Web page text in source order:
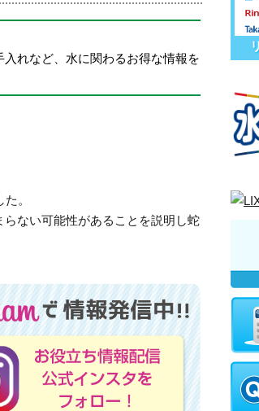
れなど、水に関わるお得な情報を
。
ない可能性があることを説明し蛇